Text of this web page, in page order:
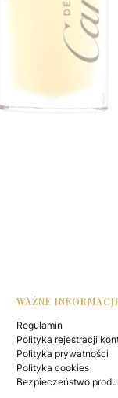
WAŻNE
Regulamin
Polityka rejestracji
Polityka prywatności
Polityka cookies
Bezpieczeństwo